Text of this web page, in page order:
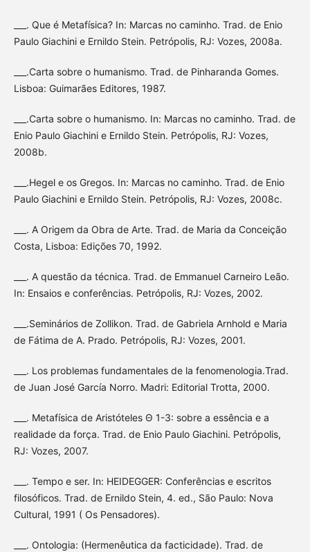
___. Que é Metafísica? In: Marcas no caminho. Trad. de Enio
Paulo Giachini e Ernildo Stein. Petrópolis, RJ: Vozes, 2008a.
___.Carta sobre o humanismo. Trad. de Pinharanda Gomes.
Lisboa: Guimarães Editores, 1987.
___.Carta sobre o humanismo. In: Marcas no caminho. Trad. de
Enio Paulo Giachini e Ernildo Stein. Petrópolis, RJ: Vozes,
2008b.
___.Hegel e os Gregos. In: Marcas no caminho. Trad. de Enio
Paulo Giachini e Ernildo Stein. Petrópolis, RJ: Vozes, 2008c.
___. A Origem da Obra de Arte. Trad. de Maria da Conceição
Costa, Lisboa: Edições 70, 1992.
___. A questão da técnica. Trad. de Emmanuel Carneiro Leão.
In: Ensaios e conferências. Petrópolis, RJ: Vozes, 2002.
___.Seminários de Zollikon. Trad. de Gabriela Arnhold e Maria
de Fátima de A. Prado. Petrópolis, RJ: Vozes, 2001.
___. Los problemas fundamentales de la fenomenologia.Trad.
de Juan José García Norro. Madri: Editorial Trotta, 2000.
___. Metafísica de Aristóteles Θ 1-3: sobre a essência e a
realidade da força. Trad. de Enio Paulo Giachini. Petrópolis,
RJ: Vozes, 2007.
___. Tempo e ser. In: HEIDEGGER: Conferências e escritos
filosóficos. Trad. de Ernildo Stein, 4. ed., São Paulo: Nova
Cultural, 1991 ( Os Pensadores).
___. Ontologia: (Hermenêutica da facticidade). Trad. de